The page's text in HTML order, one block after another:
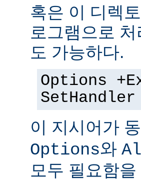
혹은 이 디렉
로그램으로
도 가능하다.
Options
이 지시어가
Options와
모두 필요함